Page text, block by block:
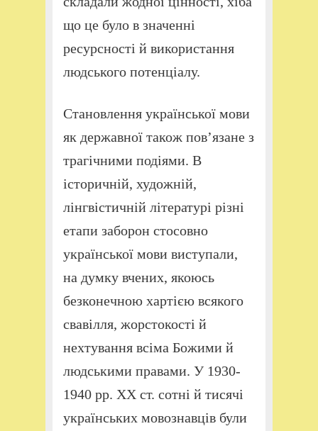
що це було в значенні
ресурсності й використання
людського потенціалу.
Становлення української мови
як державної також пов’язане з
трагічними подіями. В
історичній, художній,
лінгвістичній літературі різні
етапи заборон стосовно
української мови виступали,
на думку вчених, якоюсь
безконечною хартією всякого
свавілля, жорстокості й
нехтування всіма Божими й
людськими правами. У 1930-
1940 рр. ХХ ст. сотні й тисячі
українських мовознавців були